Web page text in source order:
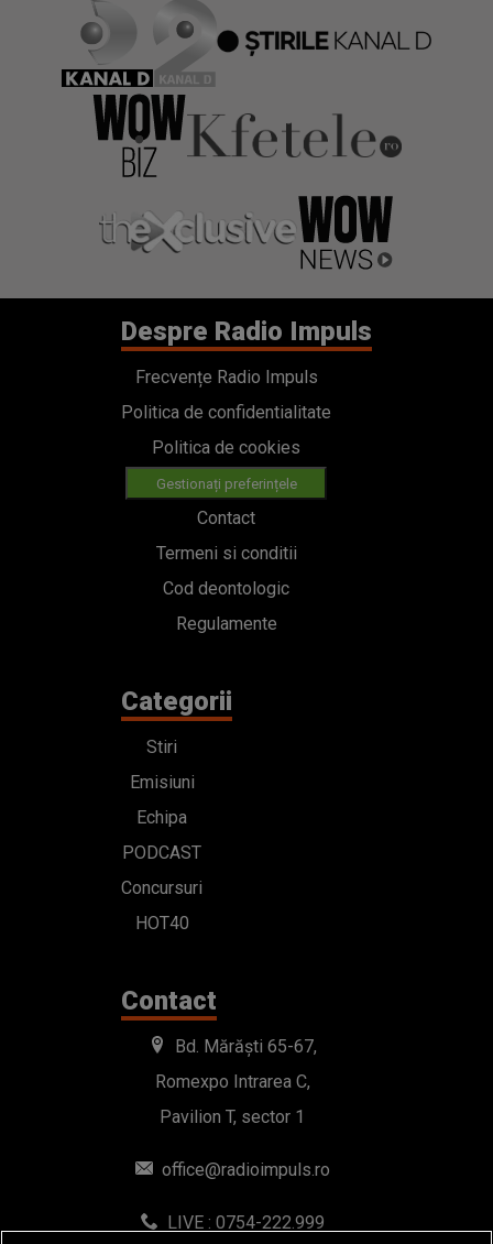
Despre Radio Impuls
Frecvențe Radio Impuls
Politica de confidentialitate
Politica de cookies
Gestionați preferințele
Contact
Termeni si conditii
Cod deontologic
Regulamente
Categorii
Stiri
Emisiuni
Echipa
PODCAST
Concursuri
HOT40
Contact
Bd. Mărăști 65-67,
Romexpo Intrarea C,
Pavilion T, sector 1
office@radioimpuls.ro
LIVE : 0754-222.999